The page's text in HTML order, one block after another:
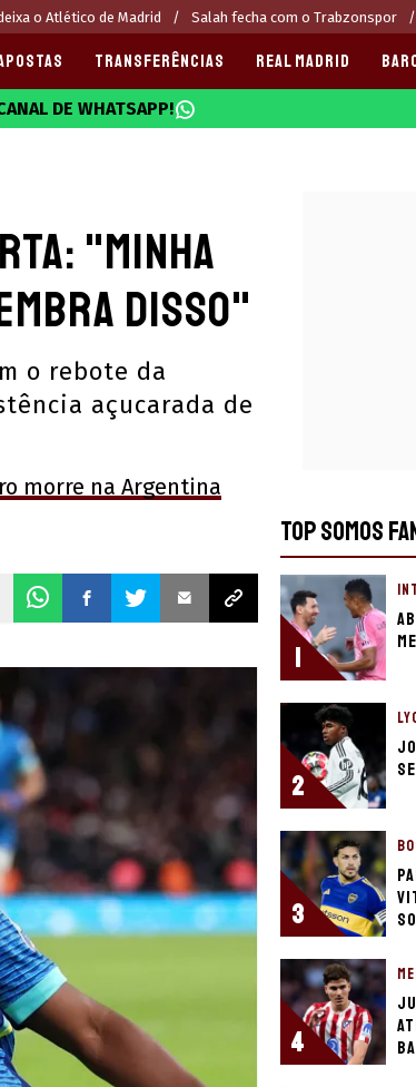
o Atlético de Madrid Salah fecha com o Trabzonspor
TRANSFERÊNCIAS REAL MADRID
DE WHATSAPP!
"Minha
disso"
o rebote da
açucarada de
morre na Argentina
TOP SOMOS
1
2
3
4